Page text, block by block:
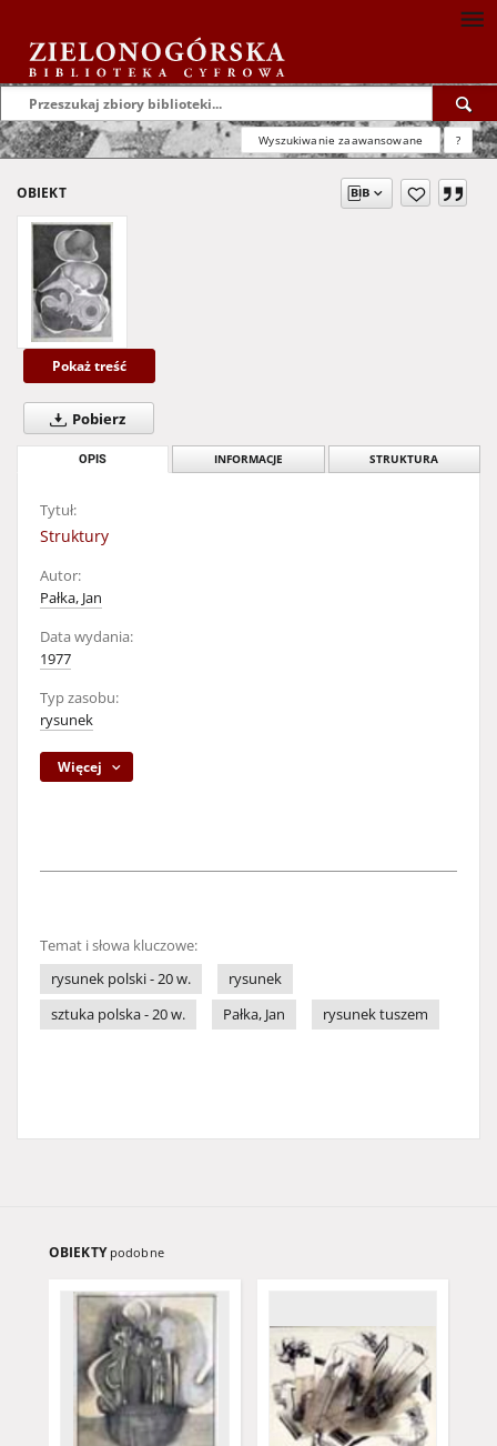
Wyszukiwanie zaawansowane ?
OBIEKT
Pokaż treść
Pobierz
OPIS INFORMACJE STRUKTURA
Tytuł:
Struktury
Autor:
Pałka, Jan
Data wydania:
1977
Typ zasobu:
rysunek
Więcej
Temat i słowa kluczowe:
rysunek polski - 20 w.
rysunek
sztuka polska - 20 w.
Pałka, Jan rysunek tuszem
OBIEKTY podobne